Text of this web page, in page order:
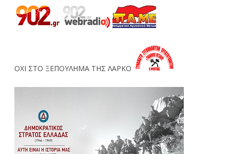
ΟΧΙ ΣΤΟ ΞΕΠΟΥΛΗΜΑ ΤΗΣ ΛΑΡΚΟ